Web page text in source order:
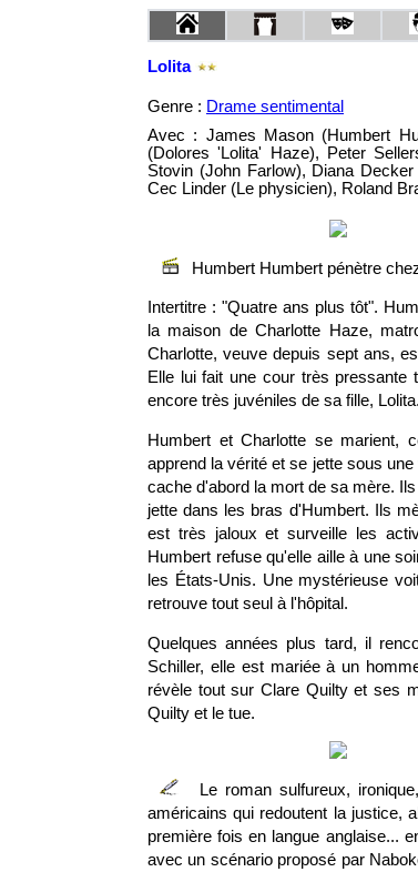
Lolita
Genre : Drame sentimental
Avec : James Mason (Humbert
(Dolores 'Lolita' Haze), Peter
Stovin (John Farlow), Diana
Cec Linder (Le physicien), Roland
Humbert Humbert pénètre
Intertitre : "Quatre ans plus tôt".
la maison de Charlotte Haze,
Charlotte, veuve depuis sept ans,
Elle lui fait une cour très pressante
encore très juvéniles de sa fille, Lolita.
Humbert et Charlotte se marient,
apprend la vérité et se jette sous
cache d'abord la mort de sa mère.
jette dans les bras d'Humbert. Ils
est très jaloux et surveille les
Humbert refuse qu'elle aille à une
les États-Unis. Une mystérieuse
retrouve tout seul à l'hôpital.
Quelques années plus tard, il
Schiller, elle est mariée à un
révèle tout sur Clare Quilty et ses
Quilty et le tue.
Le roman sulfureux,
américains qui redoutent la justice,
première fois en langue anglaise...
avec un scénario proposé par